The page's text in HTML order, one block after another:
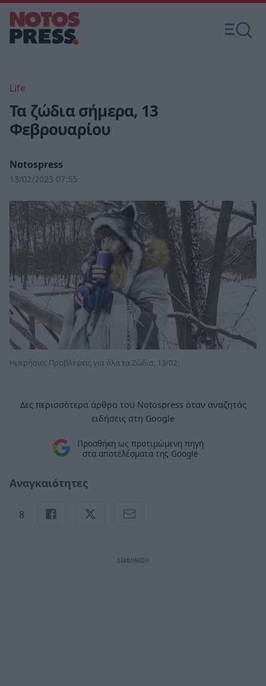
Life
Τα ζώδια σήμερα, 13
Φεβρουαρίου
Notospress
13/02/2023 07:55
Ημερήσιες Προβλέψεις για όλα τα Ζώδια, 13/02
Δες περισσότερα άρθρα του Notospress όταν αναζητάς
ειδήσεις στη Google
Προσθήκη ως προτιμώμενη πηγή
στα αποτελέσματα της Google
Αναγκαιότητες
8